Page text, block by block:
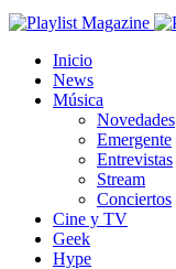
Inicio
News
Música
Novedades
Emergente
Entrevistas
Stream
Conciertos
Cine y TV
Geek
Hype